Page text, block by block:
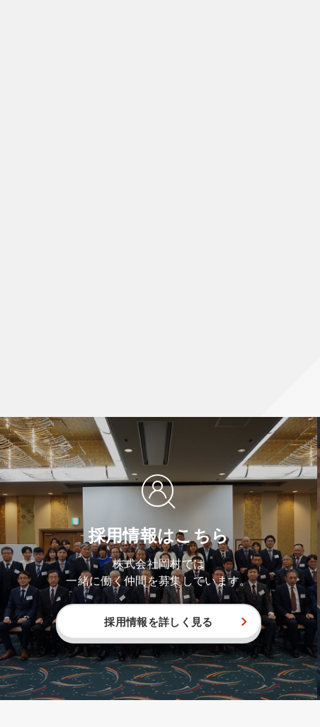
採用情報はこちら
株式会社岡村では
一緒に働く仲間を募集しています。
採用情報を詳しく見る